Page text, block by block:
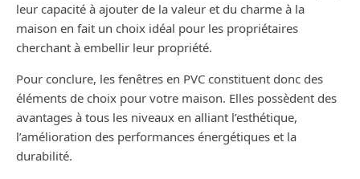
leur capacité à ajouter de la valeur et du charme à la
maison en fait un choix idéal pour les propriétaires
cherchant à embellir leur propriété.
Pour conclure, les fenêtres en PVC constituent donc des
éléments de choix pour votre maison. Elles possèdent des
avantages à tous les niveaux en alliant l’esthétique,
l’amélioration des performances énergétiques et la
durabilité.